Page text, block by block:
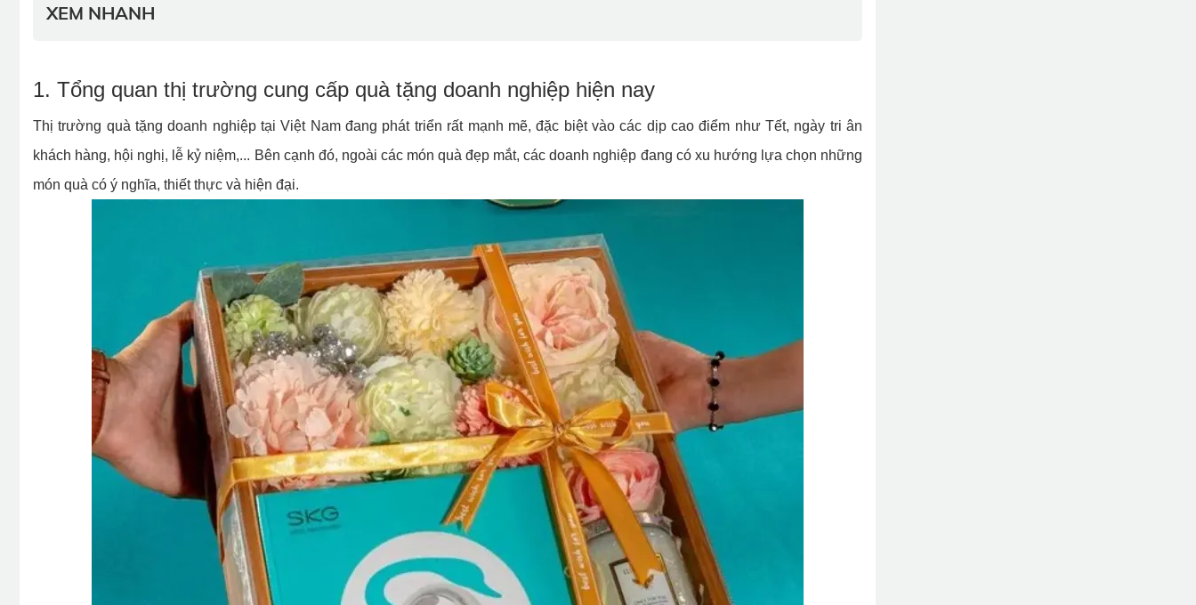
XEM NHANH
1. Tổng quan thị trường cung cấp quà tặng doanh nghiệp hiện nay
Thị trường quà tặng doanh nghiệp tại Việt Nam đang phát triển rất mạnh mẽ, đặc biệt vào các dịp cao điểm như Tết, ngày tri ân
khách hàng, hội nghị, lễ kỷ niệm,... Bên cạnh đó, ngoài các món quà đẹp mắt, các doanh nghiệp đang có xu hướng lựa chọn những
món quà có ý nghĩa, thiết thực và hiện đại.